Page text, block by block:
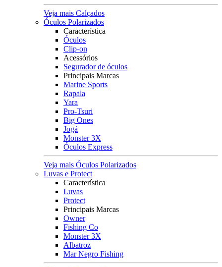
Veja mais Calçados
Óculos Polarizados
Característica
Óculos
Clip-on
Acessórios
Segurador de óculos
Principais Marcas
Marine Sports
Rapala
Yara
Pro-Tsuri
Big Ones
Jogá
Monster 3X
Óculos Express
Veja mais Óculos Polarizados
Luvas e Protect
Característica
Luvas
Protect
Principais Marcas
Owner
Fishing Co
Monster 3X
Albatroz
Mar Negro Fishing